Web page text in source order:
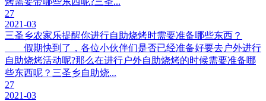
27
2021-03
三圣乡农家乐提醒你进行自助烧烤时需要准备哪些东西？
假期快到了，各位小伙伴们是否已经准备好要去户外进行
自助烧烤活动呢?那么在进行户外自助烧烤的时候需要准备哪
些东西呢？三圣乡自助烧...
27
2021-03